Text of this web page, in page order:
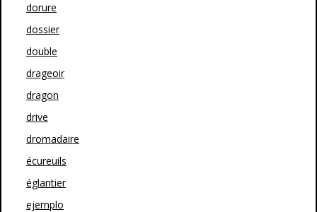
dorure
dossier
double
drageoir
dragon
drive
dromadaire
écureuils
églantier
ejemplo